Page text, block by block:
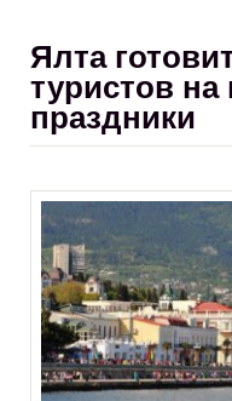
Ялта
туристов на
праздники